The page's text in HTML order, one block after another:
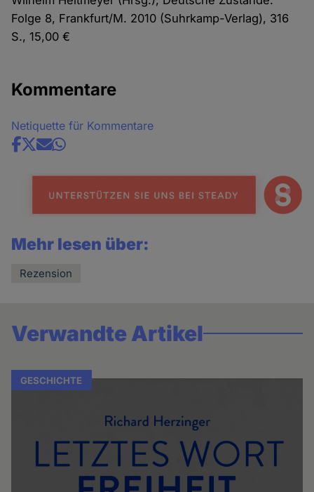
Folge 8, Frankfurt/M. 2010 (Suhrkamp-Verlag), 316
S., 15,00 €
Kommentare
Netiquette für Kommentare
Share
news
Mehr lesen über:
Rezension
Verwandte Artikel
GESCHICHTE